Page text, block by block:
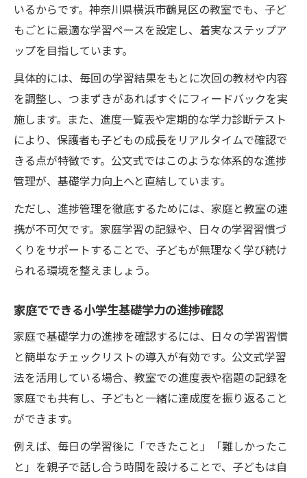
いるからです。神奈川県横浜市鶴見区の教室でも、子ど
もごとに最適な学習ペースを設定し、着実なステップア
ップを目指しています。
具体的には、毎回の学習結果をもとに次回の教材や内容
を調整し、つまずきがあればすぐにフィードバックを実
施します。また、進度一覧表や定期的な学力診断テスト
により、保護者も子どもの成長をリアルタイムで確認で
きる点が特徴です。公文式ではこのような体系的な進捗
管理が、基礎学力向上へと直結しています。
ただし、進捗管理を徹底するためには、家庭と教室の連
携が不可欠です。家庭学習の記録や、日々の学習習慣づ
くりをサポートすることで、子どもが無理なく学び続け
られる環境を整えましょう。
家庭でできる小学生基礎学力の進捗確認
家庭で基礎学力の進捗を確認するには、日々の学習習慣
と簡単なチェックリストの導入が有効です。公文式学習
法を活用している場合、教室での進度表や宿題の記録を
家庭でも共有し、子どもと一緒に達成度を振り返ること
ができます。
例えば、毎日の学習後に「できたこと」「難しかったこ
と」を親子で話し合う時間を設けることで、子どもは自